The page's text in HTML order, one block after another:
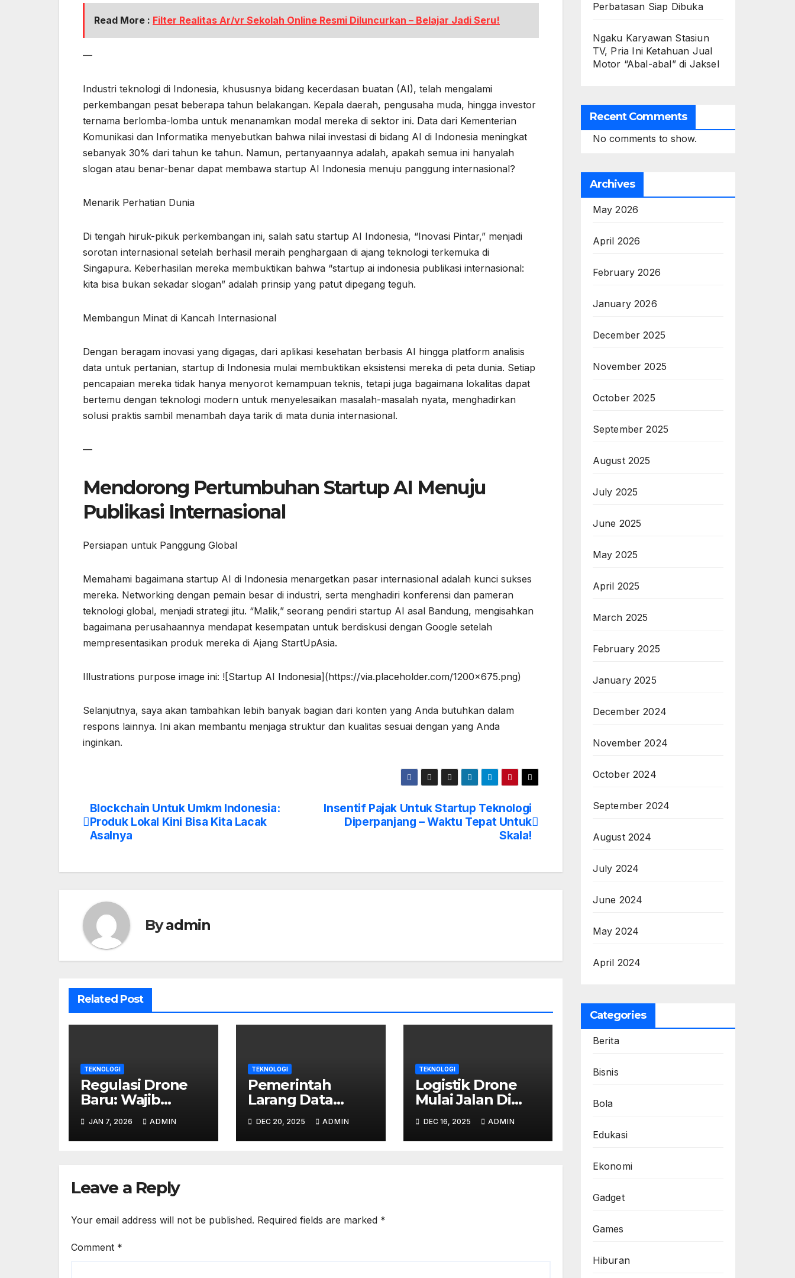
Read More : Filter Realitas Ar/vr Sekolah Online Resmi Diluncurkan – Belajar Jadi Seru!
—
Industri teknologi di Indonesia, khususnya bidang kecerdasan buatan (AI), telah mengalami
perkembangan pesat beberapa tahun belakangan. Kepala daerah, pengusaha muda, hingga investor
ternama berlomba-lomba untuk menanamkan modal mereka di sektor ini. Data dari Kementerian
Komunikasi dan Informatika menyebutkan bahwa nilai investasi di bidang AI di Indonesia meningkat
sebanyak 30% dari tahun ke tahun. Namun, pertanyaannya adalah, apakah semua ini hanyalah
slogan atau benar-benar dapat membawa startup AI Indonesia menuju panggung internasional?
Menarik Perhatian Dunia
Di tengah hiruk-pikuk perkembangan ini, salah satu startup AI Indonesia, “Inovasi Pintar,” menjadi
sorotan internasional setelah berhasil meraih penghargaan di ajang teknologi terkemuka di
Singapura. Keberhasilan mereka membuktikan bahwa “startup ai indonesia publikasi internasional:
kita bisa bukan sekadar slogan” adalah prinsip yang patut dipegang teguh.
Membangun Minat di Kancah Internasional
Dengan beragam inovasi yang digagas, dari aplikasi kesehatan berbasis AI hingga platform analisis
data untuk pertanian, startup di Indonesia mulai membuktikan eksistensi mereka di peta dunia. Setiap
pencapaian mereka tidak hanya menyorot kemampuan teknis, tetapi juga bagaimana lokalitas dapat
bertemu dengan teknologi modern untuk menyelesaikan masalah-masalah nyata, menghadirkan
solusi praktis sambil menambah daya tarik di mata dunia internasional.
—
Mendorong Pertumbuhan Startup AI Menuju
Publikasi Internasional
Persiapan untuk Panggung Global
Memahami bagaimana startup AI di Indonesia menargetkan pasar internasional adalah kunci sukses
mereka. Networking dengan pemain besar di industri, serta menghadiri konferensi dan pameran
teknologi global, menjadi strategi jitu. “Malik,” seorang pendiri startup AI asal Bandung, mengisahkan
bagaimana perusahaannya mendapat kesempatan untuk berdiskusi dengan Google setelah
mempresentasikan produk mereka di Ajang StartUpAsia.
Illustrations purpose image ini: ![Startup AI Indonesia](https://via.placeholder.com/1200×675.png)
Selanjutnya, saya akan tambahkan lebih banyak bagian dari konten yang Anda butuhkan dalam
respons lainnya. Ini akan membantu menjaga struktur dan kualitas sesuai dengan yang Anda
inginkan.
Post
navigation
Insentif Pajak Untuk Startup Teknologi
Diperpanjang – Waktu Tepat Untuk
Skala!
Blockchain Untuk Umkm Indonesia:
Produk Lokal Kini Bisa Kita Lacak
Asalnya
Byadmin
Related Post
TEKNOLOGI
Regulasi Drone
Baru: Wajib
Disita??
JAN 7, 2026 ADMIN
TEKNOLOGI
Pemerintah
Larang Data
Di Cloud Asing,
Apa Dampaknya?
DEC 20, 2025 ADMIN
TEKNOLOGI
Logistik Drone
Mulai Jalan Di
Pengiriman Paket
1 Jam Jadi Nyata
DEC 16, 2025 ADMIN
Leave a Reply
Your email address will not be published. Required fields are marked *
Comment *
Perbatasan Siap Dibuka
Ngaku Karyawan Stasiun
TV, Pria Ini Ketahuan Jual
Motor “Abal-abal” di Jaksel
Recent Comments
No comments to show.
Archives
May 2026
April 2026
February 2026
January 2026
December 2025
November 2025
October 2025
September 2025
August 2025
July 2025
June 2025
May 2025
April 2025
March 2025
February 2025
January 2025
December 2024
November 2024
October 2024
September 2024
August 2024
July 2024
June 2024
May 2024
April 2024
Categories
Berita
Bisnis
Bola
Edukasi
Ekonomi
Gadget
Games
Hiburan